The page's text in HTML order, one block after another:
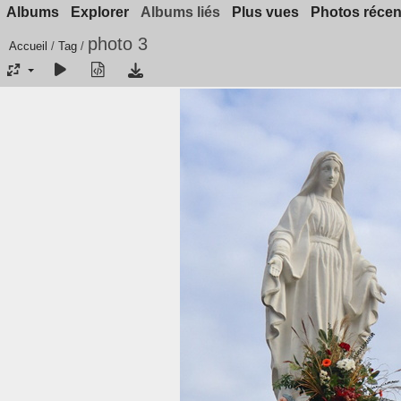
Albums Explorer Albums liés Plus vues Photos
Accueil / Tag / photo 3